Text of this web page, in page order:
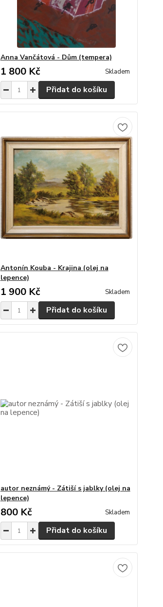
Anna Vančátová - Dům (tempera)
1 800 Kč Skladem
Přidat do košíku
Antonín Kouba - Krajina (olej na
lepence)
1 900 Kč Skladem
Přidat do košíku
autor neznámý - Zátiší s jablky (olej na
lepence)
800 Kč Skladem
Přidat do košíku